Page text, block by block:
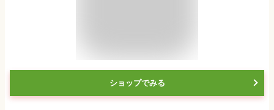
ショップでみる